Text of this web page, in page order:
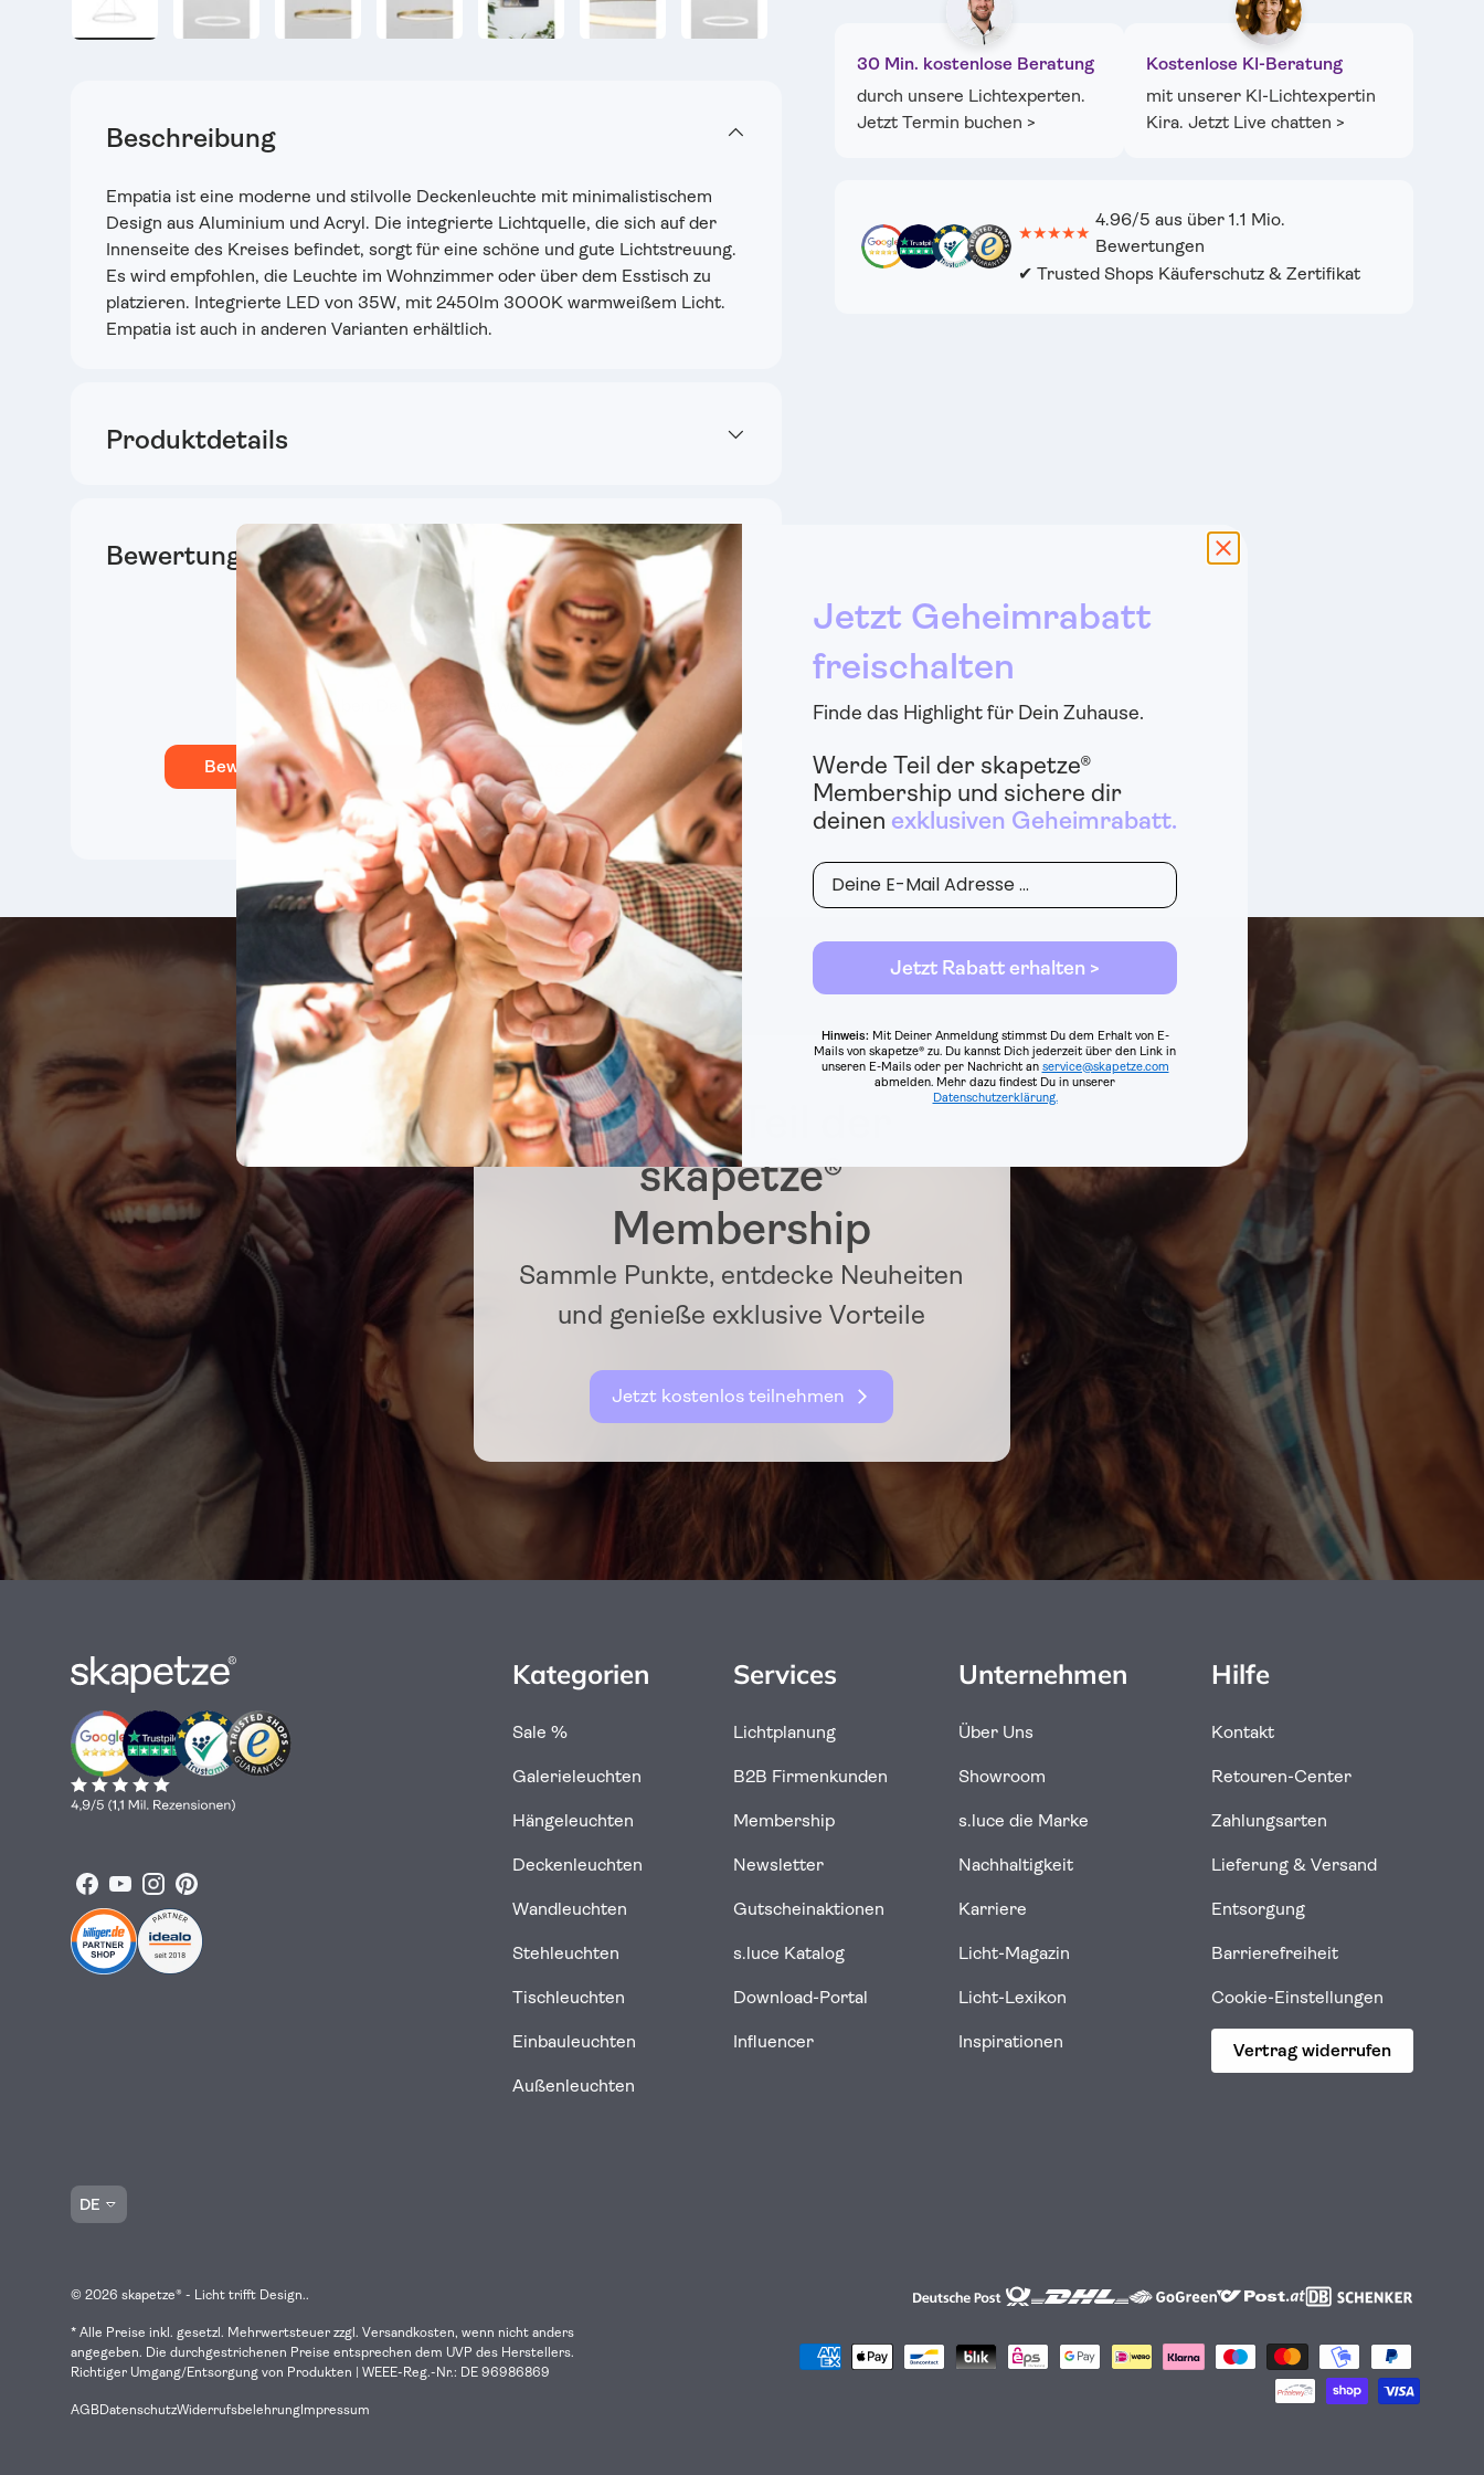
Bild 9 in Galerieansicht laden
Bild 10 in Galerieansicht laden
Bild 11 in Galerieansicht laden
Beschreibung
Empatia ist eine moderne und stilvolle Deckenleuchte mit minimalistischem
Design aus Aluminium und Acryl. Die integrierte Lichtquelle, die sich auf der
Innenseite des Kreises befindet, sorgt für eine schöne und gute Lichtstreuung.
Es wird empfohlen, die Leuchte im Wohnzimmer oder über dem Esstisch zu
platzieren. Integrierte LED von 35W, mit 2450lm 3000K warmweißem Licht.
Empatia ist auch in anderen Varianten erhältlich.
Produktdetails
Bewertungen
Das sagen unsere Kunden
Schreiben Deine erste Bewertung
Bewertung schreiben Eine Frage stellen
30 Min. kostenlose Beratung
durch unsere Lichtexperten.
Jetzt Termin buchen >
Kostenlose KI-Beratung
mit unserer KI-Lichtexpertin
Kira. Jetzt Live chatten >
★★★★★
4.96/5 aus über 1.1 Mio.
Bewertungen
✔ Trusted Shops Käuferschutz & Zertifikat
Werde Teil der
skapetze®
Membership
Sammle Punkte, entdecke Neuheiten
und genieße exklusive Vorteile
Jetzt kostenlos teilnehmen
Facebook
YouTubeInstagram
Pinterest
Kategorien
Sale %
Galerieleuchten
Hängeleuchten
Deckenleuchten
Wandleuchten
Stehleuchten
Tischleuchten
Einbauleuchten
Außenleuchten
Services
Lichtplanung
B2B Firmenkunden
Membership
Newsletter
Gutscheinaktionen
s.luce Katalog
Download-Portal
Influencer
Unternehmen
Über Uns
Showroom
s.luce die Marke
Nachhaltigkeit
Karriere
Licht-Magazin
Licht-Lexikon
Inspirationen
Hilfe
Kontakt
Retouren-Center
Zahlungsarten
Lieferung & Versand
Entsorgung
Barrierefreiheit
Cookie-Einstellungen
Vertrag widerrufen
Sprache
DE
© 2026 skapetze® - Licht trifft Design..
* Alle Preise inkl. gesetzl. Mehrwertsteuer zzgl. Versandkosten, wenn nicht anders
angegeben. Die durchgestrichenen Preise entsprechen dem UVP des Herstellers.
Richtiger Umgang/Entsorgung von Produkten | WEEE-Reg.-Nr.: DE 96986869
AGBDatenschutzWiderrufsbelehrungImpressum
Zahlungsmethoden
Jetzt Geheimrabatt
freischalten
Finde das Highlight für Dein Zuhause.
Werde Teil der skapetze®
Membership und sichere dir
deinen exklusiven Geheimrabatt.
E-Mail
Jetzt Rabatt erhalten >
Hinweis: Mit Deiner Anmeldung stimmst Du dem Erhalt von E-
Mails von skapetze® zu. Du kannst Dich jederzeit über den Link in
unseren E-Mails oder per Nachricht an service@skapetze.com
abmelden. Mehr dazu findest Du in unserer
Datenschutzerklärung.